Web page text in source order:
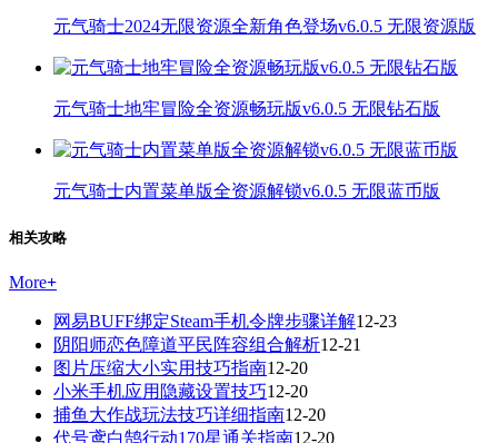
元气骑士2024无限资源全新角色登场v6.0.5 无限资源版
元气骑士地牢冒险全资源畅玩版v6.0.5 无限钻石版
元气骑士内置菜单版全资源解锁v6.0.5 无限蓝币版
相关攻略
More+
网易BUFF绑定Steam手机令牌步骤详解12-23
阴阳师恋色障道平民阵容组合解析12-21
图片压缩大小实用技巧指南12-20
小米手机应用隐藏设置技巧12-20
捕鱼大作战玩法技巧详细指南12-20
代号鸢白鹄行动170星通关指南12-20